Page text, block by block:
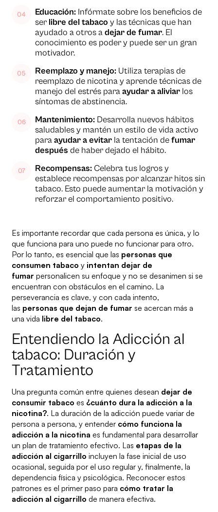
Educación: Infórmate sobre los beneficios de
ser libre del tabaco y las técnicas que han
ayudado a otros adejar de fumar. El
conocimiento es poder y puede ser un gran
motivador.
Reemplazo y manejo: Utiliza terapias de
reemplazo de nicotina y aprende técnicas de
manejo del estrés paraayudar a aliviar los
síntomas de abstinencia.
Mantenimiento: Desarrolla nuevos hábitos
saludables y mantén un estilo de vida activo
paraayudar a evitar la tentación defumar
después de haber dejado el hábito.
Recompensas: Celebra tus logros y
establece recompensas por alcanzar hitos sin
tabaco. Esto puede aumentar la motivación y
reforzar el comportamiento positivo.
Es importante recordar que cada persona es única, y lo
que funciona para uno puede no funcionar para otro.
Por lo tanto, es esencial que las personas que
consumen tabaco y intentan dejar de
fumar personalicen su enfoque y no se desanimen si se
encuentran con obstáculos en el camino. La
perseverancia es clave, y con cada intento,
las personas que dejan de fumar se acercan más a
una vida libre del tabaco.
Entendiendo la Adicción al
tabaco: Duración y
Tratamiento
Una pregunta común entre quienes desean dejar de
consumir tabaco es ¿cuánto dura la adicción a la
nicotina?. La duración de la adicción puede variar de
persona a persona, y entender cómo funciona la
adicción a la nicotina es fundamental para desarrollar
un plan de tratamiento efectivo. Las etapas de la
adicción al cigarrillo incluyen la fase inicial de uso
ocasional, seguida por el uso regular y, finalmente, la
dependencia física y psicológica. Reconocer estos
patrones es el primer paso para cómo tratar la
adicción al cigarrillo de manera efectiva.